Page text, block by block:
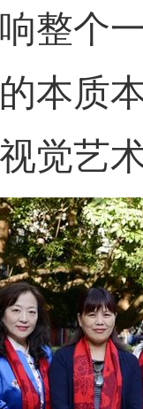
整个
本质
觉艺